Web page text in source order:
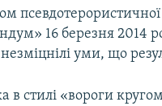
16 березня 2014
уми, що
в стилі «вороги